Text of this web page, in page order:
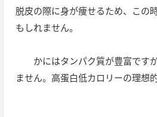
脱皮の際に身が痩せるため、この
もしれません。
かにはタンパク質が豊富ですが
ません。高蛋白低カロリーの理想